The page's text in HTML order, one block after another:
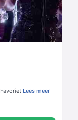
Lees meer